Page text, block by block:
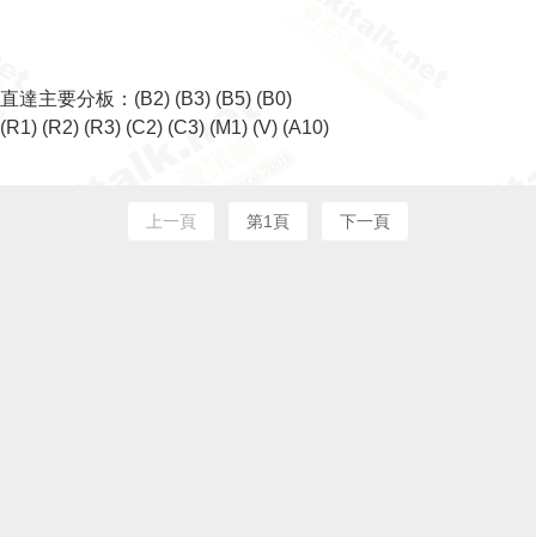
直達主要分板： (B2) (B3) (B5) (B0)
(R1) (R2) (R3) (C2) (C3) (M1) (V) (A10)
上一頁 第1頁 下一頁